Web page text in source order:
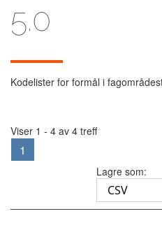
5.0
Kodelister for formål i
Viser 1 - 4 av 4 treff
1
Lagre som: